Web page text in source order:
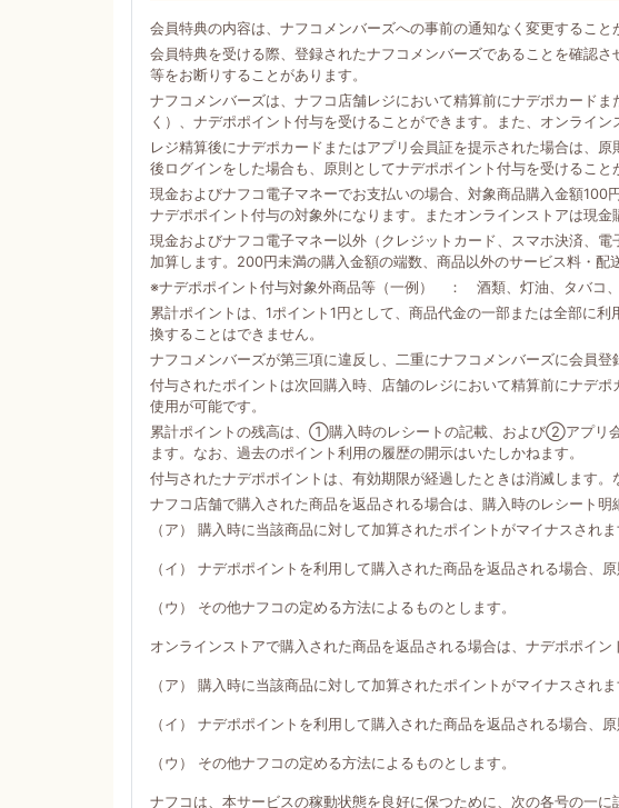
会員特典の内容は、ナフコメンバーズへの事前の通知なく変更すること
会員特典を受ける際、登録されたナフコメンバーズであることを確認
等をお断りすることがあります。
ナフコメンバーズは、ナフコ店舗レジにおいて精算前にナデポカード
く）、ナデポポイント付与を受けることができます。また、オンライ
レジ精算後にナデポカードまたはアプリ会員証を提示された場合は、
後ログインをした場合も、原則としてナデポポイント付与を受けること
現金およびナフコ電子マネーでお支払いの場合、対象商品購入金額100
ナデポポイント付与の対象外になります。またオンラインストアは現金
現金およびナフコ電子マネー以外（クレジットカード、スマホ決済、
加算します。200円未満の購入金額の端数、商品以外のサービス料・配
※ナデポポイント付与対象外商品等（一例） ： 酒類、灯油、タバコ
累計ポイントは、1ポイント1円として、商品代金の一部または全部に
換することはできません。
ナフコメンバーズが第三項に違反し、二重にナフコメンバーズに会員
付与されたポイントは次回購入時、店舗のレジにおいて精算前にナデ
使用が可能です。
累計ポイントの残高は、①購入時のレシートの記載、および②アプリ
ます。なお、過去のポイント利用の履歴の開示はいたしかねます。
付与されたナデポポイントは、有効期限が経過したときは消滅します
ナフコ店舗で購入された商品を返品される場合は、購入時のレシート
（ア） 購入時に当該商品に対して加算されたポイントがマイナスされま
（イ） ナデポポイントを利用して購入された商品を返品される場合、
（ウ） その他ナフコの定める方法によるものとします。
オンラインストアで購入された商品を返品される場合は、ナデポポイン
（ア） 購入時に当該商品に対して加算されたポイントがマイナスされま
（イ） ナデポポイントを利用して購入された商品を返品される場合、
（ウ） その他ナフコの定める方法によるものとします。
ナフコは、本サービスの稼動状態を良好に保つために、次の各号の一